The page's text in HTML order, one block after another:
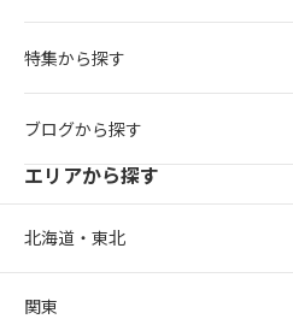
特集から探す
ブログから探す
エリアから探す
北海道・東北
関東